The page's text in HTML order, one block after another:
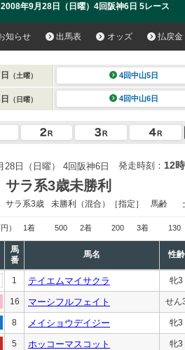
2008年9月28日（日曜）4回阪神6日 5レース
知らせ 出馬表 オッズ 払戻金
（土曜） 4回中山5日
（日曜） 4回中山6日
28日（日曜） 4回阪神6日 発走時刻： 12
サラ系3歳未勝利
サラ系3歳 未勝利 （混合）［指定］ 馬齢
） 1着 500 2着 200 3着 130
馬
番
馬名 性齢
1 テイエムマイサクラ 牝3
16 マーシフルフェイト せん
8 メイショウデイジー 牝3
5 ホッコーマスコット 牝3